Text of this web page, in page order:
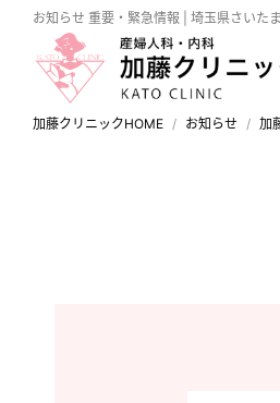
お知らせ 重要・緊急情報 | 埼玉県さいた
加藤クリニックHOME お知らせ 加